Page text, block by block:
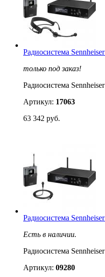
Радиосистема
только под заказ!
Радиосистема
Артикул: 17063
63 342 руб.
Радиосистема
Есть в наличии.
Радиосистема
Артикул: 09280